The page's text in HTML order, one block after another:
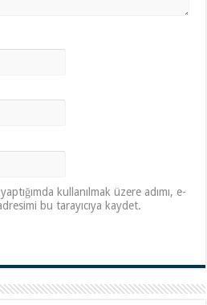
kullanılmak üzere adımı, e-
bu tarayıcıya kaydet.